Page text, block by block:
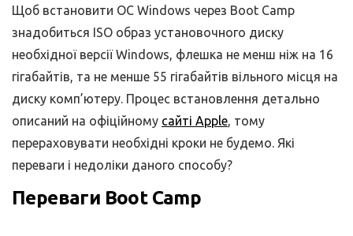
Щоб встановити ОС Windows через Boot Camp
знадобиться ISO образ установочного диску
необхідної версії Windows, флешка не менш ніж на 16
гігабайтів, та не менше 55 гігабайтів вільного місця на
диску комп’ютеру. Процес встановлення детально
описаний на офіційному сайті Apple, тому
перераховувати необхідні кроки не будемо. Які
переваги і недоліки даного способу?
Переваги Boot Camp